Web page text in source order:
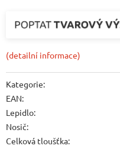
(detailní informace)
Kategorie:
EAN:
Lepidlo:
Nosič:
Celková tloušťka: